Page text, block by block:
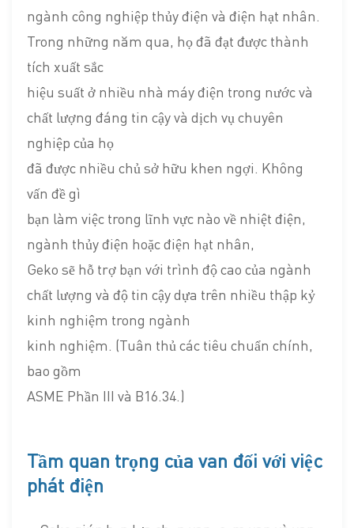
ngành công nghiệp thủy điện và điện hạt nhân.
Trong những năm qua, họ đã đạt được thành
tích xuất sắc
hiệu suất ở nhiều nhà máy điện trong nước và
chất lượng đáng tin cậy và dịch vụ chuyên
nghiệp của họ
đã được nhiều chủ sở hữu khen ngợi. Không
vấn đề gì
bạn làm việc trong lĩnh vực nào về nhiệt điện,
ngành thủy điện hoặc điện hạt nhân,
Geko sẽ hỗ trợ bạn với trình độ cao của ngành
chất lượng và độ tin cậy dựa trên nhiều thập kỷ
kinh nghiệm trong ngành
kinh nghiệm. (Tuân thủ các tiêu chuẩn chính,
bao gồm
ASME Phần III và B16.34.)
Tầm quan trọng của van đối với việc
phát điện